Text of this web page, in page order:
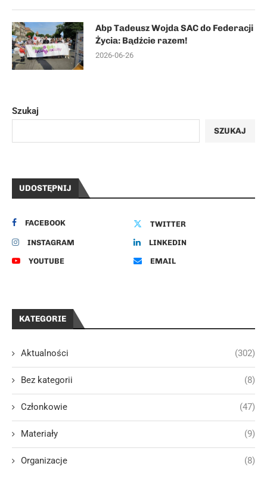
Abp Tadeusz Wojda SAC do Federacji
Życia: Bądźcie razem!
2026-06-26
Szukaj
SZUKAJ
UDOSTĘPNIJ
FACEBOOK TWITTER
INSTAGRAM LINKEDIN
YOUTUBE EMAIL
KATEGORIE
Aktualności (302)
Bez kategorii (8)
Członkowie (47)
Materiały (9)
Organizacje (8)